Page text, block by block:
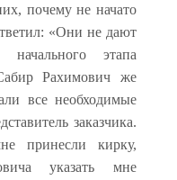
почему не начато
«Они не дают
этапа
Рахимович же
все необходимые
заказчика.
принесли кирку,
указать мне